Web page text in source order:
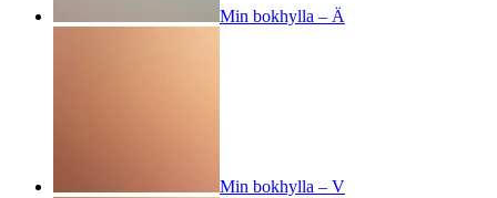
Min bokhylla – Ä
Min bokhylla – V